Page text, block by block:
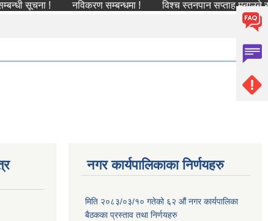
! नविकरण सम्बन्धमा ! विश्च स्तनपान सप्ताह मनाउने सम्बन्धी
नगर कार्यपालिकाका निर्णयहरु
मिति २०८३/०३/१० गतेको ६२ औं नगर कार्यपालिका
बैठकका प्रस्ताव तथा निर्णयहरु